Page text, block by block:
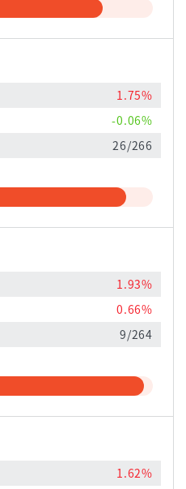
1.75%
-0.06%
26/266
1.93%
0.66%
9/264
1.62%